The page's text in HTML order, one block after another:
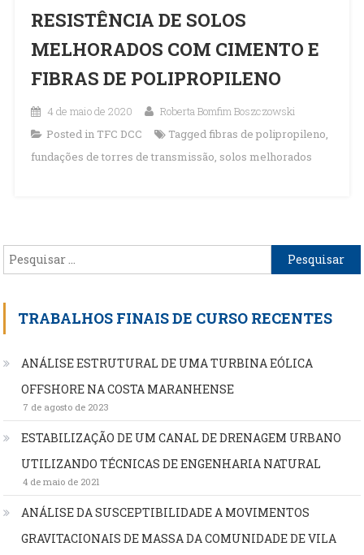
RESISTÊNCIA DE SOLOS
MELHORADOS COM CIMENTO E
FIBRAS DE POLIPROPILENO
4 de maio de 2020
Roberta Bomfim Boszczowski
Posted in TFC DCC Taggedfibras de polipropileno,
fundações de torres de transmissão, solos melhorados
Pesquisar
por:
TRABALHOS FINAIS DE CURSO RECENTES
ANÁLISE ESTRUTURAL DE UMA TURBINA EÓLICA
OFFSHORE NA COSTA MARANHENSE
7 de agosto de 2023
ESTABILIZAÇÃO DE UM CANAL DE DRENAGEM URBANO
UTILIZANDO TÉCNICAS DE ENGENHARIA NATURAL
4 de maio de 2021
ANÁLISE DA SUSCEPTIBILIDADE A MOVIMENTOS
GRAVITACIONAIS DE MASSA DA COMUNIDADE DE VILA